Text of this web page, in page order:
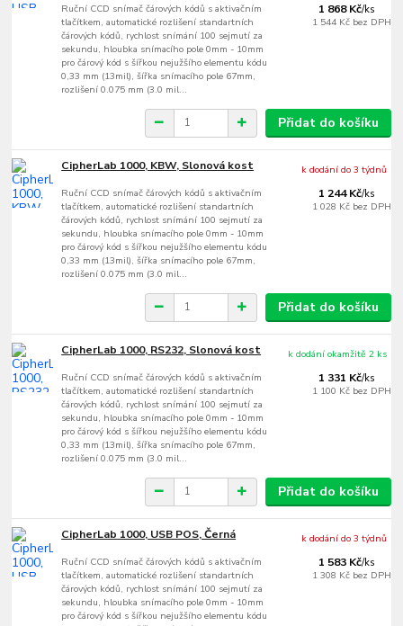
Ruční CCD snímač čárových kódů s aktivačním
tlačítkem, automatické rozlišení standartních
čárových kódů, rychlost snímání 100 sejmutí za
sekundu, hloubka snímacího pole 0mm - 10mm
pro čárový kód s šířkou nejužšího elementu kódu
0,33 mm (13mil), šířka snímacího pole 67mm,
rozlišení 0.075 mm (3.0 mil...
1 868 Kč/ks
1 544 Kč bez DPH
Přidat do košíku
CipherLab 1000, KBW, Slonová kost
Ruční CCD snímač čárových kódů s aktivačním
tlačítkem, automatické rozlišení standartních
čárových kódů, rychlost snímání 100 sejmutí za
sekundu, hloubka snímacího pole 0mm - 10mm
pro čárový kód s šířkou nejužšího elementu kódu
0,33 mm (13mil), šířka snímacího pole 67mm,
rozlišení 0.075 mm (3.0 mil...
1 244 Kč/ks
1 028 Kč bez DPH
k dodání do 3 týdnů
Přidat do košíku
CipherLab 1000, RS232, Slonová kost
Ruční CCD snímač čárových kódů s aktivačním
tlačítkem, automatické rozlišení standartních
čárových kódů, rychlost snímání 100 sejmutí za
sekundu, hloubka snímacího pole 0mm - 10mm
pro čárový kód s šířkou nejužšího elementu kódu
0,33 mm (13mil), šířka snímacího pole 67mm,
rozlišení 0.075 mm (3.0 mil...
1 331 Kč/ks
1 100 Kč bez DPH
k dodání okamžitě 2 ks
Přidat do košíku
CipherLab 1000, USB POS, Černá
Ruční CCD snímač čárových kódů s aktivačním
tlačítkem, automatické rozlišení standartních
čárových kódů, rychlost snímání 100 sejmutí za
sekundu, hloubka snímacího pole 0mm - 10mm
pro čárový kód s šířkou nejužšího elementu kódu
1 583 Kč/ks
1 308 Kč bez DPH
k dodání do 3 týdnů